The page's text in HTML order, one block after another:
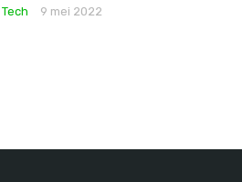
Tech
9 mei 2022